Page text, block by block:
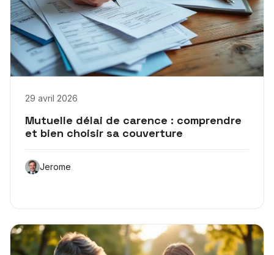
29 avril 2026
Mutuelle délai de carence : comprendre
et bien choisir sa couverture
Jerome